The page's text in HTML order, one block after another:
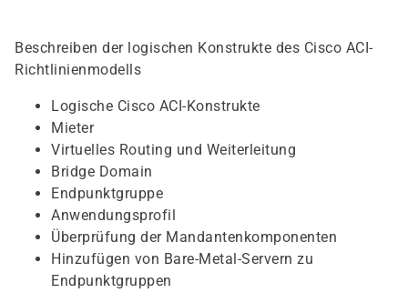
Beschreiben der logischen Konstrukte des Cisco ACI-
Richtlinienmodells
Logische Cisco ACI-Konstrukte
Mieter
Virtuelles Routing und Weiterleitung
Bridge Domain
Endpunktgruppe
Anwendungsprofil
Überprüfung der Mandantenkomponenten
Hinzufügen von Bare-Metal-Servern zu
Endpunktgruppen